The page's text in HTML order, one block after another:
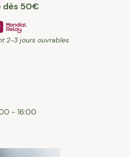
dès 50€
2-3 jours ouvrables
- 16:00